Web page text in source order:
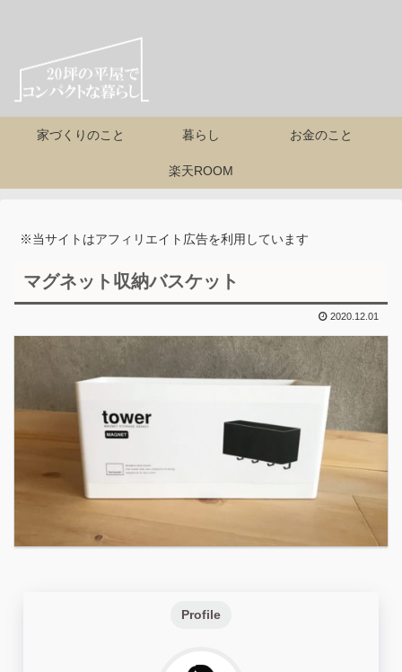
家づくりのこと 暮らし お金のこと
楽天ROOM
※当サイトはアフィリエイト広告を利用しています
マグネット収納バスケット
2020.12.01
Profile